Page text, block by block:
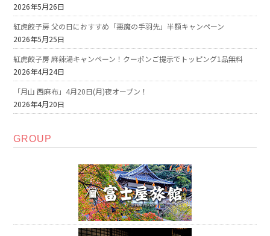
2026年5月26日
紅虎餃子房 父の日におすすめ「悪魔の手羽先」半額キャンペーン
2026年5月25日
紅虎餃子房 麻辣湯キャンペーン！クーポンご提示でトッピング1品無料
2026年4月24日
「月山 西麻布」4月20日(月)夜オープン！
2026年4月20日
GROUP